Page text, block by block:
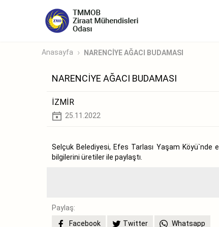
Anasayfa NARENCİYE AĞACI BUDAMASI
NARENCİYE AĞACI BUDAMASI
İZMİR
25.11.2022
Selçuk Belediyesi, Efes Tarlası Yaşam Köyü`nde
bilgilerini üretiler ile paylaştı.
Paylaş:
Facebook
Twitter Whatsapp